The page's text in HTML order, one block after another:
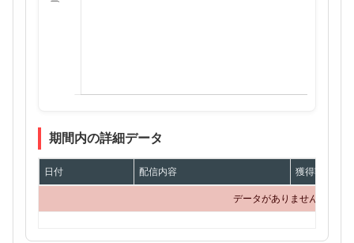
期間内の詳細データ
日付 配信内容 獲得額
データがありません